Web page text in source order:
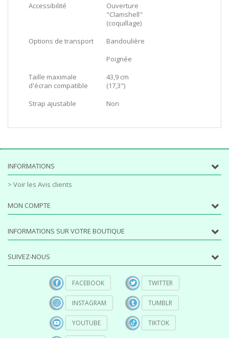
Accessibilité
Ouverture
"Clamshell"
(coquillage)
Options de transport
Bandoulière
Poignée
Taille maximale
d'écran compatible
43,9 cm
(17,3")
Strap ajustable
Non
INFORMATIONS
> Voir les Avis clients
MON COMPTE
INFORMATIONS SUR VOTRE BOUTIQUE
SUIVEZ-NOUS
FACEBOOK
INSTAGRAM
YOUTUBE
TWITTER
TUMBLR
TIKTOK